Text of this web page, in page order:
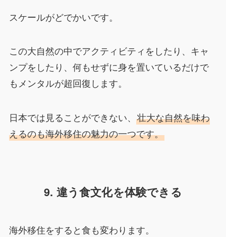
スケールがどでかいです。
この大自然の中でアクティビティをしたり、キャ
ンプをしたり、何もせずに身を置いているだけで
もメンタルが超回復します。
日本では見ることができない、 壮大な自然を味わ
えるのも海外移住の魅力の一つです。
9. 違う食文化を体験できる
海外移住をすると食も変わります。